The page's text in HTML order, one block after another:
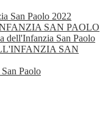
San Paolo 2022
SAN PAOLO
dell'Infanzia San Paolo
SAN
Paolo